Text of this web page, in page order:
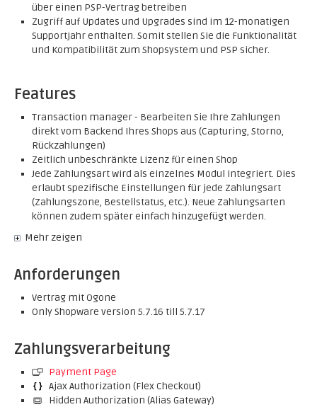
über einen PSP-Vertrag betreiben
Zugriff auf Updates und Upgrades sind im 12-monatigen
Supportjahr enthalten. Somit stellen Sie die Funktionalität
und Kompatibilität zum Shopsystem und PSP sicher.
Features
Transaction manager - Bearbeiten Sie Ihre Zahlungen
direkt vom Backend Ihres Shops aus (Capturing, Storno,
Rückzahlungen)
Zeitlich unbeschränkte Lizenz für einen Shop
Jede Zahlungsart wird als einzelnes Modul integriert. Dies
erlaubt spezifische Einstellungen für jede Zahlungsart
(Zahlungszone, Bestellstatus, etc.). Neue Zahlungsarten
können zudem später einfach hinzugefügt werden.
Mehr zeigen
Anforderungen
Vertrag mit Ogone
Only Shopware version 5.7.16 till 5.7.17
Zahlungsverarbeitung
Payment Page
Ajax Authorization (Flex Checkout)
Hidden Authorization (Alias Gateway)